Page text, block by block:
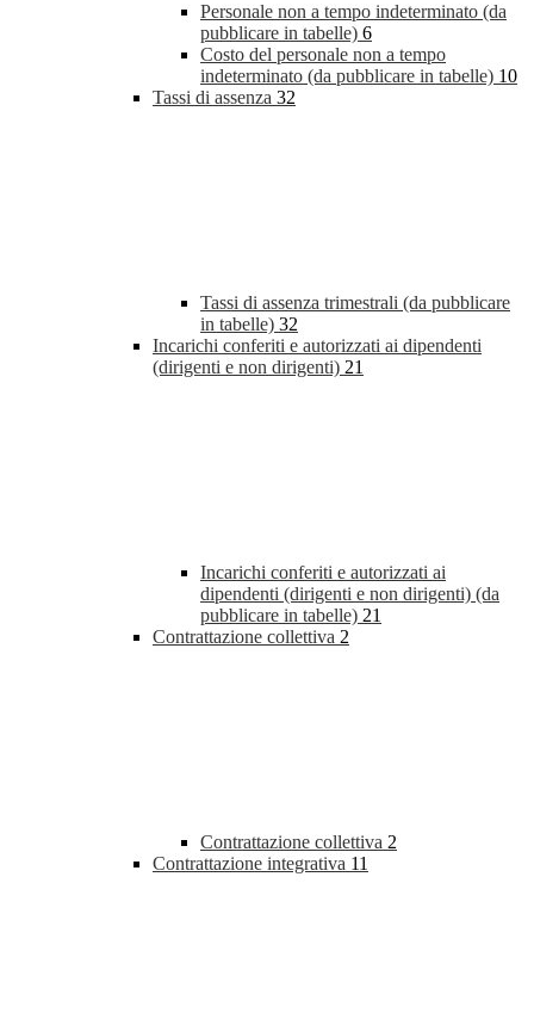
Personale non a tempo indeterminato (da
pubblicare in tabelle) 6
Costo del personale non a tempo
indeterminato (da pubblicare in tabelle) 10
Tassi di assenza 32
Tassi di assenza trimestrali (da pubblicare
in tabelle) 32
Incarichi conferiti e autorizzati ai dipendenti
(dirigenti e non dirigenti) 21
Incarichi conferiti e autorizzati ai
dipendenti (dirigenti e non dirigenti) (da
pubblicare in tabelle) 21
Contrattazione collettiva 2
Contrattazione collettiva 2
Contrattazione integrativa 11